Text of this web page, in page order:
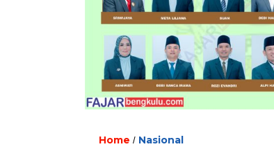
Home / Nasional